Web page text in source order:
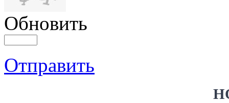
Обновить
Отправить